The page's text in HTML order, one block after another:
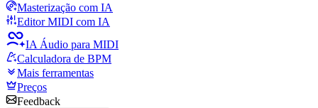
Masterização com IA
Editor MIDI com IA
IA Áudio para MIDI
Calculadora de BPM
Mais ferramentas
Preços
Feedback